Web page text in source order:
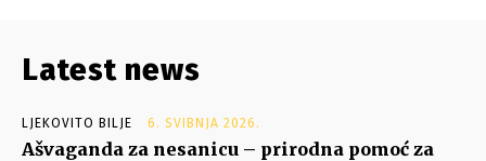
Latest news
LJEKOVITO BILJE 6. SVIBNJA 2026.
Ašvaganda za nesanicu – prirodna pomoć za